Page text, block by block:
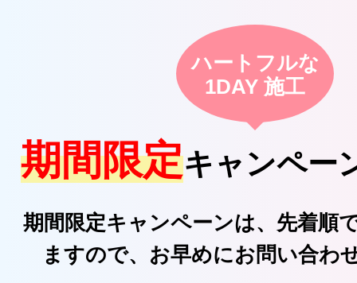
ハートフルな
1DAY 施工
期間限定キャンペー
期間限定キャンペーンは、先着順
ますので、お早めにお問い合わ